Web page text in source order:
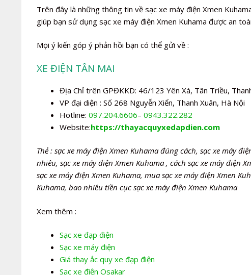
Trên đây là những thông tin về sạc xe máy điện Xmen
giúp bạn sử dụng sạc xe máy điện Xmen Kuhama được an
Mọi ý kiến góp ý phản hồi bạn có thể gửi về :
XE ĐIỆN TÂN MAI
Địa Chỉ trên GPĐKKD: 46/123 Yên Xá, Tân Triều,
VP đại diện : Số 268 Nguyễn Xiển, Thanh Xuân, Hà Nội
Hotline: 097.204.6606– 0943.322.282
Website:https://thayacquyxedapdien.com
Thẻ : sạc xe máy điện Xmen Kuhama đúng cách, sạc xe máy
nhiêu, sạc xe máy điện Xmen Kuhama , cách sạc xe máy điện
sạc xe máy điện Xmen Kuhama, mua sạc xe máy điện Xmen
Kuhama, bao nhiêu tiền cục sạc xe máy điện Xmen Kuhama
Xem thêm :
Sạc xe đạp điện
Sạc xe máy điện
Giá thay ắc quy xe đạp điện
Sạc xe điện Osakar